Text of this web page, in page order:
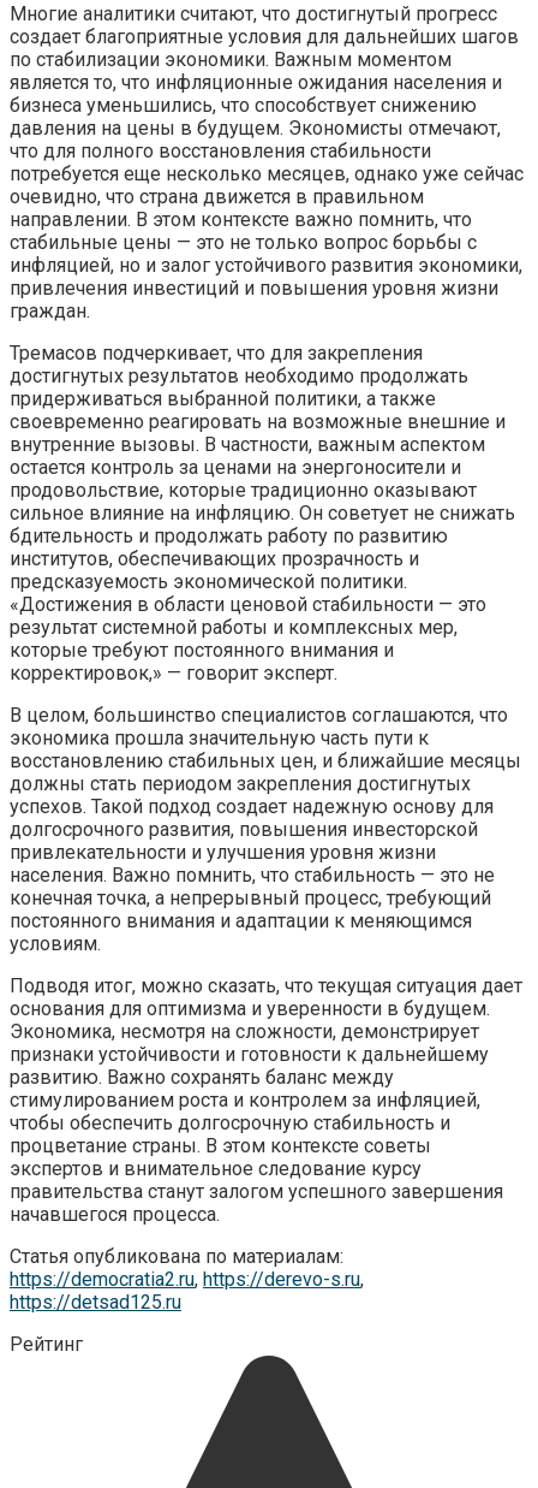
Многие аналитики считают, что достигнутый прогресс
создает благоприятные условия для дальнейших шагов
по стабилизации экономики. Важным моментом
является то, что инфляционные ожидания населения и
бизнеса уменьшились, что способствует снижению
давления на цены в будущем. Экономисты отмечают,
что для полного восстановления стабильности
потребуется еще несколько месяцев, однако уже сейчас
очевидно, что страна движется в правильном
направлении. В этом контексте важно помнить, что
стабильные цены — это не только вопрос борьбы с
инфляцией, но и залог устойчивого развития экономики,
привлечения инвестиций и повышения уровня жизни
граждан.
Тремасов подчеркивает, что для закрепления
достигнутых результатов необходимо продолжать
придерживаться выбранной политики, а также
своевременно реагировать на возможные внешние и
внутренние вызовы. В частности, важным аспектом
остается контроль за ценами на энергоносители и
продовольствие, которые традиционно оказывают
сильное влияние на инфляцию. Он советует не снижать
бдительность и продолжать работу по развитию
институтов, обеспечивающих прозрачность и
предсказуемость экономической политики.
«Достижения в области ценовой стабильности — это
результат системной работы и комплексных мер,
которые требуют постоянного внимания и
корректировок,» — говорит эксперт.
В целом, большинство специалистов соглашаются, что
экономика прошла значительную часть пути к
восстановлению стабильных цен, и ближайшие месяцы
должны стать периодом закрепления достигнутых
успехов. Такой подход создает надежную основу для
долгосрочного развития, повышения инвесторской
привлекательности и улучшения уровня жизни
населения. Важно помнить, что стабильность — это не
конечная точка, а непрерывный процесс, требующий
постоянного внимания и адаптации к меняющимся
условиям.
Подводя итог, можно сказать, что текущая ситуация дает
основания для оптимизма и уверенности в будущем.
Экономика, несмотря на сложности, демонстрирует
признаки устойчивости и готовности к дальнейшему
развитию. Важно сохранять баланс между
стимулированием роста и контролем за инфляцией,
чтобы обеспечить долгосрочную стабильность и
процветание страны. В этом контексте советы
экспертов и внимательное следование курсу
правительства станут залогом успешного завершения
начавшегося процесса.
Статья опубликована по материалам:
https://democratia2.ru, https://derevo-s.ru,
https://detsad125.ru
Рейтинг